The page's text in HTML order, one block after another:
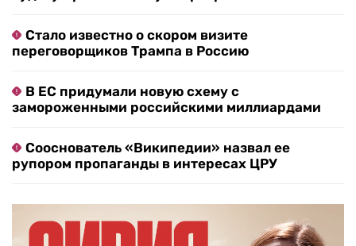
Стало известно о скором визите
переговорщиков Трампа в Россию
В ЕС придумали новую схему с
замороженными российскими миллиардами
Сооснователь «Википедии» назвал ее
рупором пропаганды в интересах ЦРУ